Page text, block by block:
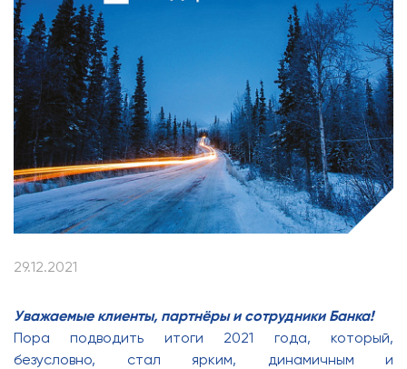
29.12.2021
Уважаемые клиенты, партнёры и сотрудники Банка!
Пора подводить итоги 2021 года, который,
безусловно, стал ярким, динамичным и